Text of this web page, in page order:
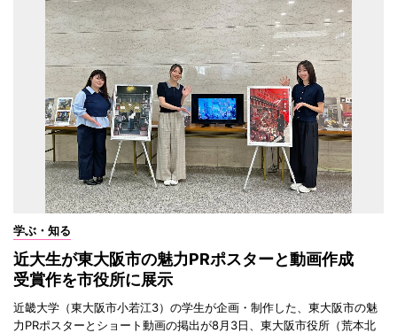
学ぶ・知る
近大生が東大阪市の魅力PRポスターと動画作成
受賞作を市役所に展示
近畿大学（東大阪市小若江3）の学生が企画・制作した、東大阪市の魅
力PRポスターとショート動画の掲出が8月3日、東大阪市役所（荒本北